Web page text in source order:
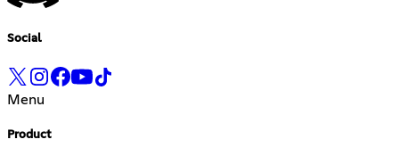
Social
Menu
Product